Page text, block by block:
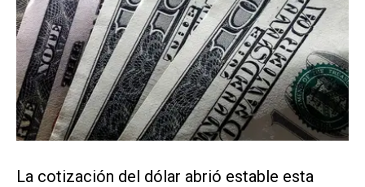
La cotización del dólar abrió estable esta